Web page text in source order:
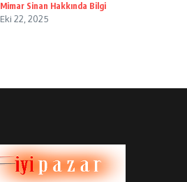
Mimar Sinan Hakkında Bilgi
Eki 22, 2025